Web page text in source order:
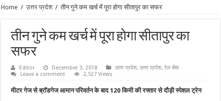
Home / उत्तर प्रदेश / तीन गुने कम खर्च में पूरा होगा सीतापुर का सफर
तीन गुने कम खर्च में पूरा होगा सीतापुर का
सफर
Editor December 3, 2018 उत्तर प्रदेश,उत्तर प्रदेश,रेल सेवा
Leave a comment
2,527 Views
मीटर गेज से ब्रॉडगेज आमान परिवर्तन के बाद 120 किमी की रफ्तार से दौड़ी स्पेशल ट्रेन